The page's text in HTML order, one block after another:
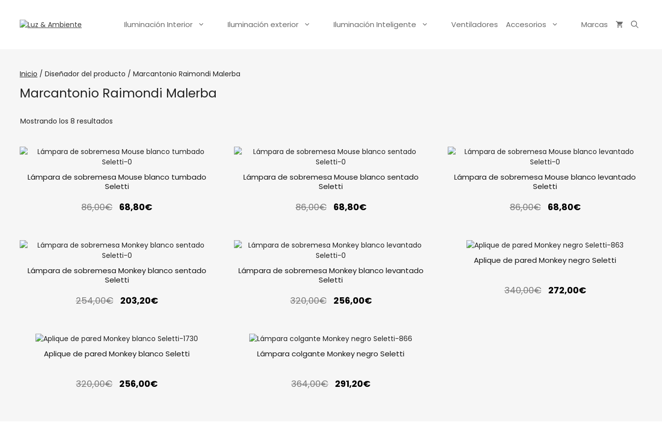
Iluminación Interior Iluminación exterior Iluminación Inteligente Ventiladores Accesorios Marcas
Inicio / Diseñador del producto / Marcantonio Raimondi Malerba
Marcantonio Raimondi Malerba
Mostrando los 8 resultados
Lámpara de sobremesa Mouse blanco tumbado
Seletti
86,00€ 68,80€
Lámpara de sobremesa Mouse blanco sentado
Seletti
86,00€ 68,80€
Lámpara de sobremesa Mouse blanco levantado
Seletti
86,00€ 68,80€
Lámpara de sobremesa Monkey blanco sentado
Seletti
254,00€ 203,20€
Lámpara de sobremesa Monkey blanco levantado
Seletti
320,00€ 256,00€
Aplique de pared Monkey negro Seletti
340,00€ 272,00€
Aplique de pared Monkey blanco Seletti
320,00€ 256,00€
Lámpara colgante Monkey negro Seletti
364,00€ 291,20€